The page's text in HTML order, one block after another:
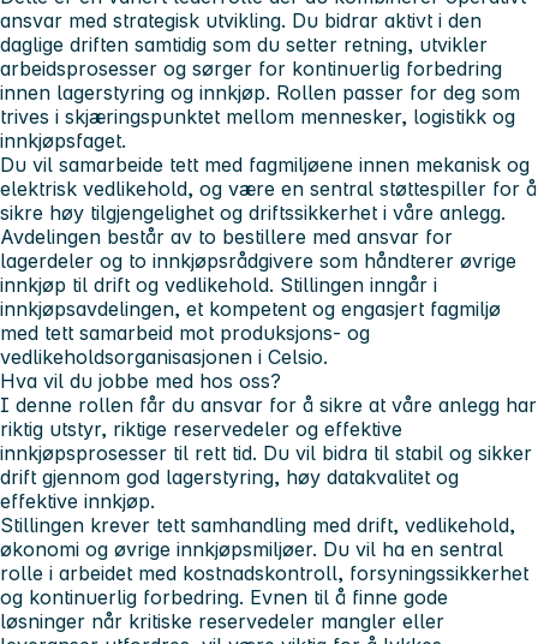
ansvar med strategisk utvikling. Du bidrar aktivt i den
daglige driften samtidig som du setter retning, utvikler
arbeidsprosesser og sørger for kontinuerlig forbedring
innen lagerstyring og innkjøp. Rollen passer for deg som
trives i skjæringspunktet mellom mennesker, logistikk og
innkjøpsfaget.
Du vil samarbeide tett med fagmiljøene innen mekanisk og
elektrisk vedlikehold, og være en sentral støttespiller for å
sikre høy tilgjengelighet og driftssikkerhet i våre anlegg.
Avdelingen består av to bestillere med ansvar for
lagerdeler og to innkjøpsrådgivere som håndterer øvrige
innkjøp til drift og vedlikehold. Stillingen inngår i
innkjøpsavdelingen, et kompetent og engasjert fagmiljø
med tett samarbeid mot produksjons- og
vedlikeholdsorganisasjonen i Celsio.
Hva vil du jobbe med hos oss?
I denne rollen får du ansvar for å sikre at våre anlegg har
riktig utstyr, riktige reservedeler og effektive
innkjøpsprosesser til rett tid. Du vil bidra til stabil og sikker
drift gjennom god lagerstyring, høy datakvalitet og
effektive innkjøp.
Stillingen krever tett samhandling med drift, vedlikehold,
økonomi og øvrige innkjøpsmiljøer. Du vil ha en sentral
rolle i arbeidet med kostnadskontroll, forsyningssikkerhet
og kontinuerlig forbedring. Evnen til å finne gode
løsninger når kritiske reservedeler mangler eller